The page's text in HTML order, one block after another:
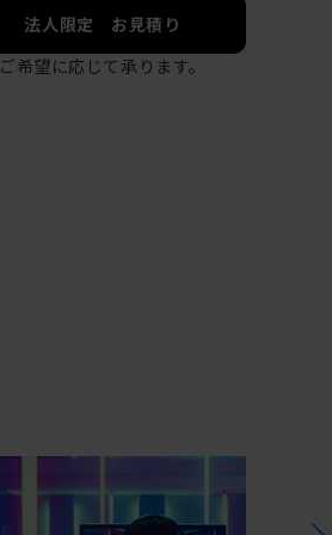
法人限定 お見積り
ご希望に応じて承ります。